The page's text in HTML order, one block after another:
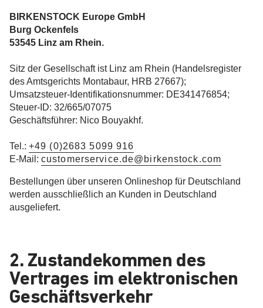
BIRKENSTOCK Europe GmbH
Burg Ockenfels
53545 Linz am Rhein.
Sitz der Gesellschaft ist Linz am Rhein (Handelsregister
des Amtsgerichts Montabaur, HRB 27667);
Umsatzsteuer-Identifikationsnummer: DE341476854;
Steuer-ID: 32/665/07075
Geschäftsführer: Nico Bouyakhf.
Tel.: +49 (0)2683 5099 916
E-Mail: customerservice.de@birkenstock.com
Bestellungen über unseren Onlineshop für Deutschland
werden ausschließlich an Kunden in Deutschland
ausgeliefert.
2. Zustandekommen des
Vertrages im elektronischen
Geschäftsverkehr